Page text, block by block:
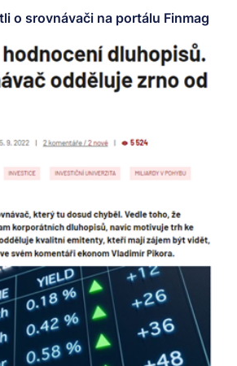
o srovnávači na portálu Finmag